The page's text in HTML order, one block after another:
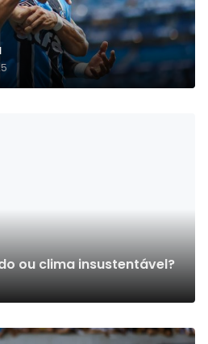
ou clima insustentável?